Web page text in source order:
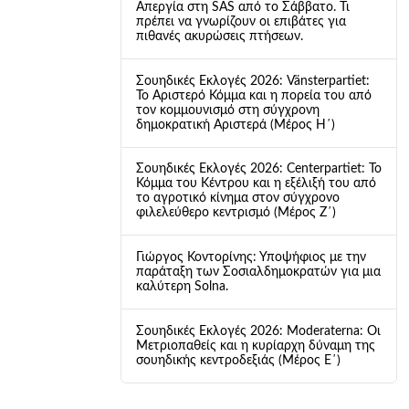
Απεργία στη SAS από το Σάββατο. Τι
πρέπει να γνωρίζουν οι επιβάτες για
πιθανές ακυρώσεις πτήσεων.
Σουηδικές Εκλογές 2026: Vänsterpartiet:
Το Αριστερό Κόμμα και η πορεία του από
τον κομμουνισμό στη σύγχρονη
δημοκρατική Αριστερά (Μέρος Η΄)
Σουηδικές Εκλογές 2026: Centerpartiet: Το
Κόμμα του Κέντρου και η εξέλιξή του από
το αγροτικό κίνημα στον σύγχρονο
φιλελεύθερο κεντρισμό (Μέρος Ζ΄)
Γιώργος Κοντορίνης: Υποψήφιος με την
παράταξη των Σοσιαλδημοκρατών για μια
καλύτερη Solna.
Σουηδικές Εκλογές 2026: Moderaterna: Οι
Μετριοπαθείς και η κυρίαρχη δύναμη της
σουηδικής κεντροδεξιάς (Μέρος Ε΄)